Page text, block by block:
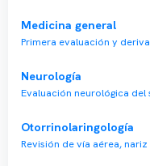
📍 Vitacura: Av. Kennedy
📍 Providencia: Av.
Reserva tu hora
Agenda tu consulta
y segura.
Medicina general
Primera evaluación y
Neurología
Evaluación neurológica del
Otorrinolaringología
Revisión de vía aérea, nariz